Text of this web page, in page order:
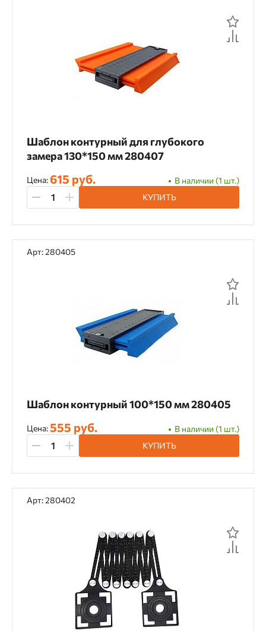
Шаблон контурный для глубокого
замера 130*150 мм 280407
Цена: 615 руб.
В наличии (1 шт.)
КУПИТЬ
Арт: 280405
Шаблон контурный 100*150 мм 280405
Цена:555 руб.
В наличии (1 шт.)
КУПИТЬ
Арт: 280402